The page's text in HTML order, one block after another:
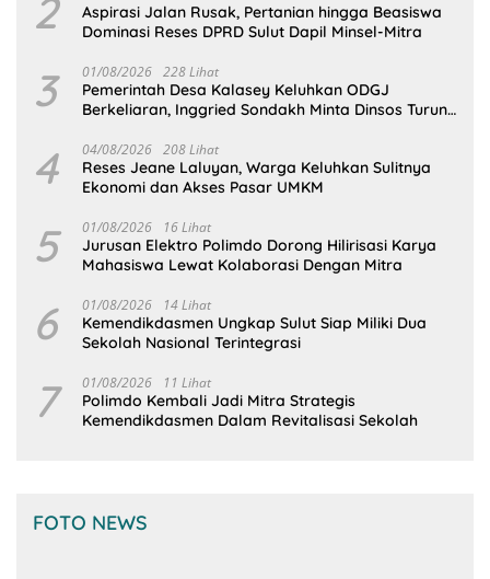
2
Aspirasi Jalan Rusak, Pertanian hingga Beasiswa
Dominasi Reses DPRD Sulut Dapil Minsel-Mitra
3 01/08/2026 228 Lihat
Pemerintah Desa Kalasey Keluhkan ODGJ
Berkeliaran, Inggried Sondakh Minta Dinsos Turun
4 04/08/2026 208 Lihat
Reses Jeane Laluyan, Warga Keluhkan Sulitnya
Ekonomi dan Akses Pasar UMKM
5 01/08/2026 16 Lihat
Jurusan Elektro Polimdo Dorong Hilirisasi Karya
Mahasiswa Lewat Kolaborasi Dengan Mitra
6 01/08/2026 14 Lihat
Kemendikdasmen Ungkap Sulut Siap Miliki Dua
Sekolah Nasional Terintegrasi
7 01/08/2026 11 Lihat
Polimdo Kembali Jadi Mitra Strategis
Kemendikdasmen Dalam Revitalisasi Sekolah
FOTO NEWS